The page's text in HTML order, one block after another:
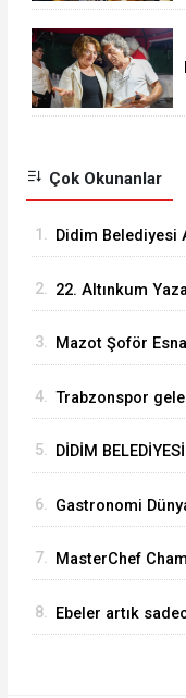
Çok Okunanlar
1. Didim Belediyesi
2. 22. Altınkum
3. Mazot Şoför
4. Trabzonspor
5. DİDİM
6. Gastronomi
7. MasterChef
8. Ebeler artık